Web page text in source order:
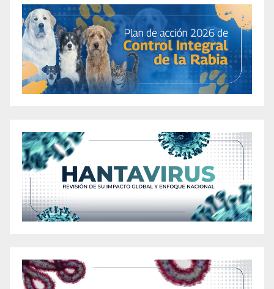
Research
Ancient Keto Review – Should You Buy This
Apple Cider Vinegar Supplement?
«Apple Cider Vinegar Gummy Supplement: A
Comprehensive Review of its Efficacy in
Aid in Weight Loss Journey»
Apple Cider Vinegar and Baking Soda for
Weight Loss: Effective Methods for Seniors
Over 60
Apple Cider Vinegar Recipe for Weight Loss: 7
Homemade Solutions for College Students
Diabetics
Are Bliss Max + Keto ACV Gummies the Secret